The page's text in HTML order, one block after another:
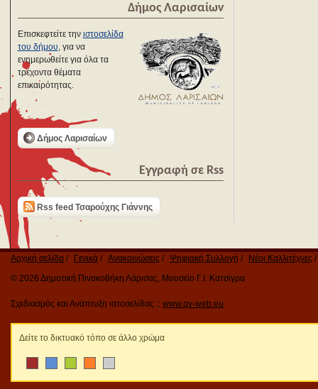
Δήμος Λαρισαίων
Επισκεφτείτε την ιστοσελίδα
του δήμου, για να
ενημερωθείτε για όλα τα
τρέχοντα θέματα
επικαιρότητας.
Δήμος Λαρισαίων
Εγγραφή σε Rss
Rss feed Τσαρούχης Γιάννης
Αρχική σελίδα Γενικά Ανακοινώσεις Ψηφιακή Συλλογή
Νέοι Καλλιτέχνες
© 2026 Δημοτική Πινακοθήκη Λάρισας, Μουσείο Γ.Ι. Κατσίγρα
Σχεδιασμός και Ανάπτυξη ιστοσελίδας :: www.qv-web.eu
Δείτε το δικτυακό τόπο σε άλλο χρώμα